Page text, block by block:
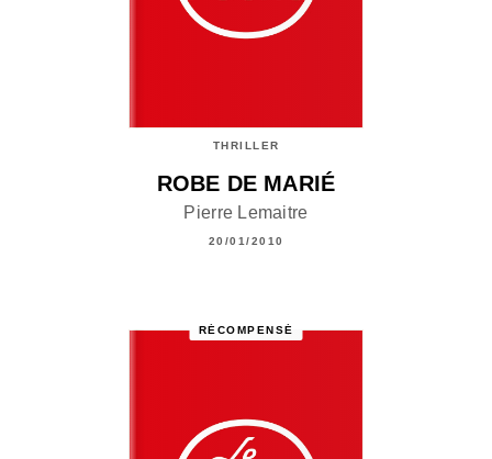
THRILLER
ROBE DE MARIÉ
Pierre Lemaitre
20/01/2010
RÉCOMPENSÉ